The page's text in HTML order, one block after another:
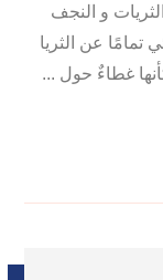
و النجف
تمامًا عن الثريا
غطاءٌ حول ...